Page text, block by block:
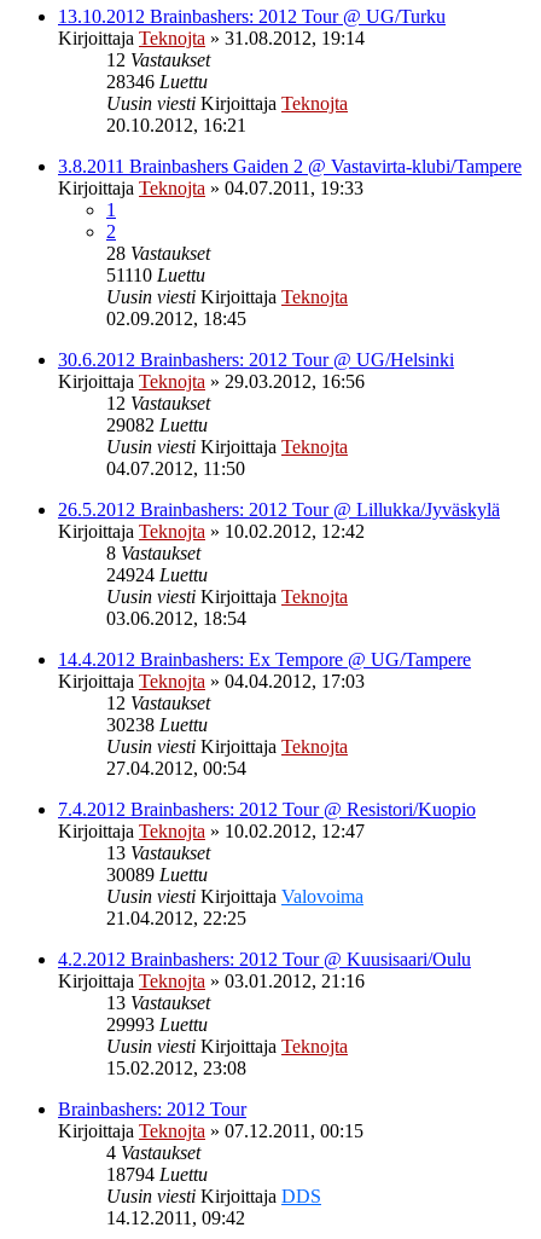
13.10.2012 Brainbashers: 2012 Tour @ UG/Turku
Kirjoittaja Teknojta » 31.08.2012, 19:14
12 Vastaukset
28346 Luettu
Uusin viesti Kirjoittaja Teknojta
20.10.2012, 16:21
3.8.2011 Brainbashers Gaiden 2 @ Vastavirta-klubi/Tampere
Kirjoittaja Teknojta » 04.07.2011, 19:33
1
2
28 Vastaukset
51110 Luettu
Uusin viesti Kirjoittaja Teknojta
02.09.2012, 18:45
30.6.2012 Brainbashers: 2012 Tour @ UG/Helsinki
Kirjoittaja Teknojta » 29.03.2012, 16:56
12 Vastaukset
29082 Luettu
Uusin viesti Kirjoittaja Teknojta
04.07.2012, 11:50
26.5.2012 Brainbashers: 2012 Tour @ Lillukka/Jyväskylä
Kirjoittaja Teknojta » 10.02.2012, 12:42
8 Vastaukset
24924 Luettu
Uusin viesti Kirjoittaja Teknojta
03.06.2012, 18:54
14.4.2012 Brainbashers: Ex Tempore @ UG/Tampere
Kirjoittaja Teknojta » 04.04.2012, 17:03
12 Vastaukset
30238 Luettu
Uusin viesti Kirjoittaja Teknojta
27.04.2012, 00:54
7.4.2012 Brainbashers: 2012 Tour @ Resistori/Kuopio
Kirjoittaja Teknojta » 10.02.2012, 12:47
13 Vastaukset
30089 Luettu
Uusin viesti Kirjoittaja Valovoima
21.04.2012, 22:25
4.2.2012 Brainbashers: 2012 Tour @ Kuusisaari/Oulu
Kirjoittaja Teknojta » 03.01.2012, 21:16
13 Vastaukset
29993 Luettu
Uusin viesti Kirjoittaja Teknojta
15.02.2012, 23:08
Brainbashers: 2012 Tour
Kirjoittaja Teknojta » 07.12.2011, 00:15
4 Vastaukset
18794 Luettu
Uusin viesti Kirjoittaja DDS
14.12.2011, 09:42